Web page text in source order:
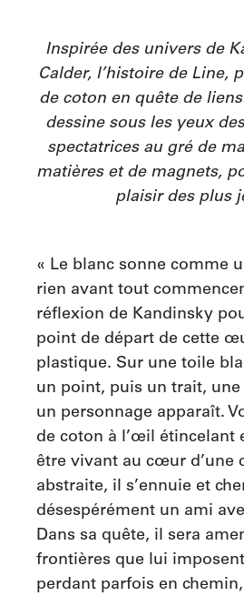
Inspirée des univers de
Calder, l’histoire de Line,
de coton en quête de
dessine sous les yeux
spectatrices au gré de
matières et de magnets,
plaisir des plus
« Le blanc sonne comme
rien avant tout
réflexion de Kandinsky
point de départ de cette
plastique. Sur une toile
un point, puis un trait,
un personnage apparaît.
de coton à l’œil étincelant
être vivant au cœur d’une
abstraite, il s’ennuie et
désespérément un ami
Dans sa quête, il sera
frontières que lui
perdant parfois en